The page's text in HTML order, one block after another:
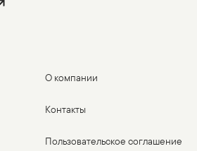
О компании
Контакты
Пользовательское соглашение